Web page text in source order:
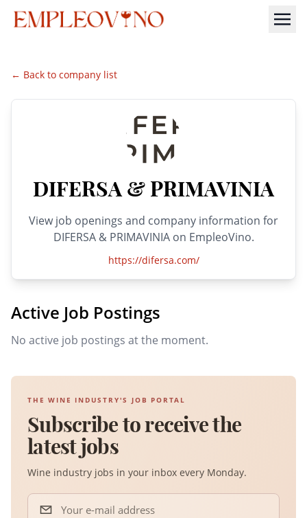
← Back to company list
DIFERSA & PRIMAVINIA
View job openings and company information for
DIFERSA & PRIMAVINIA on EmpleoVino.
https://difersa.com/
Active Job Postings
No active job postings at the moment.
THE WINE INDUSTRY'S JOB PORTAL
Subscribe to receive the
latest jobs
Wine industry jobs in your inbox every Monday.